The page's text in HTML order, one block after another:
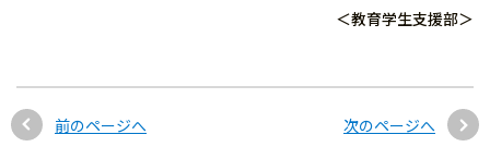
＜教育学生支援部＞
前のページへ 次のページへ